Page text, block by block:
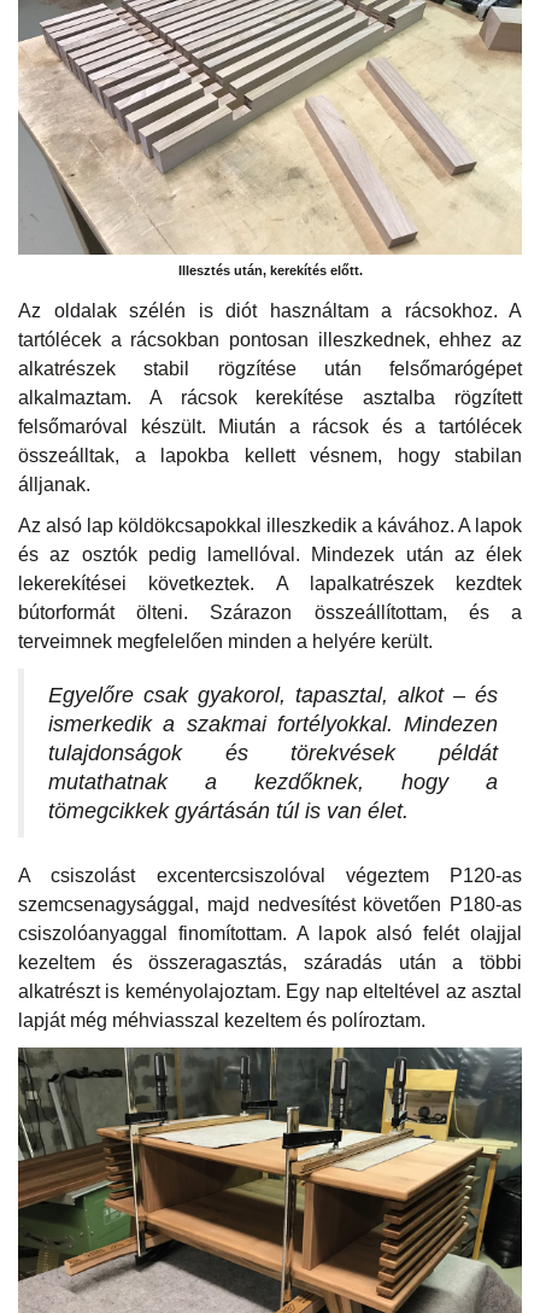
Illesztés után, kerekítés előtt.
Az oldalak szélén is diót használtam a rácsokhoz. A
tartólécek a rácsokban pontosan illeszkednek, ehhez az
alkatrészek stabil rögzítése után felsőmarógépet
alkalmaztam. A rácsok kerekítése asztalba rögzített
felsőmaróval készült. Miután a rácsok és a tartólécek
összeálltak, a lapokba kellett vésnem, hogy stabilan
álljanak.
Az alsó lap köldökcsapokkal illeszkedik a kávához. A lapok
és az osztók pedig lamellóval. Mindezek után az élek
lekerekítései következtek. A lapalkatrészek kezdtek
bútorformát ölteni. Szárazon összeállítottam, és a
terveimnek megfelelően minden a helyére került.
Egyelőre csak gyakorol, tapasztal, alkot – és
ismerkedik a szakmai fortélyokkal. Mindezen
tulajdonságok és törekvések példát
mutathatnak a kezdőknek, hogy a
tömegcikkek gyártásán túl is van élet.
A csiszolást excentercsiszolóval végeztem P120-as
szemcsenagysággal, majd nedvesítést követően P180-as
csiszolóanyaggal finomítottam. A lapok alsó felét olajjal
kezeltem és összeragasztás, száradás után a többi
alkatrészt is keményolajoztam. Egy nap elteltével az asztal
lapját még méhviasszal kezeltem és políroztam.